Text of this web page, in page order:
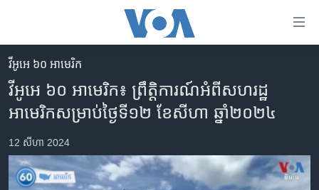
គេហទំព័រ​
ទាក់ទង
រំលង​
និង​
ទៅ​​
ព័ត៌មាន​​
កម្ពុជា
អន្តរជាតិ
ហេឡូវីអូអេ
វីអូអេ ៦០ អាមេរិក
វីអូអេ ៦០ អាមេរិក៖ ព្រឹត្តិការណ៍​អំពី​សហរដ្ឋ​
អាមេរិក​សម្រាប់​ថ្ងៃទី១២ ខែ​សីហា ឆ្នាំ២០២៤
12 សីហា 2024